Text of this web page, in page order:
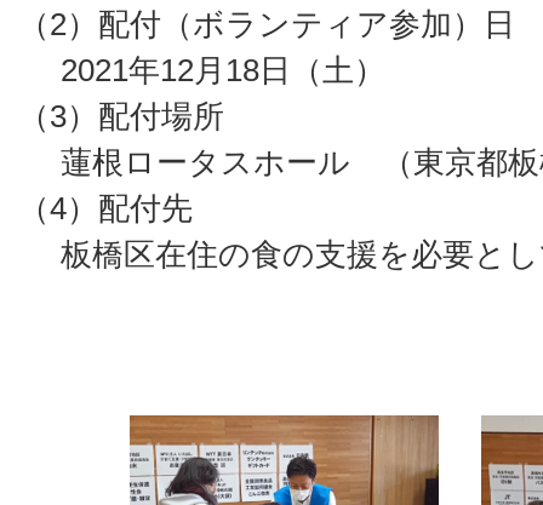
（2）配付（ボランティア参加）日
2021年12月18日（土）
（3）配付場所
蓮根ロータスホール （東京都板
（4）配付先
板橋区在住の食の支援を必要とし